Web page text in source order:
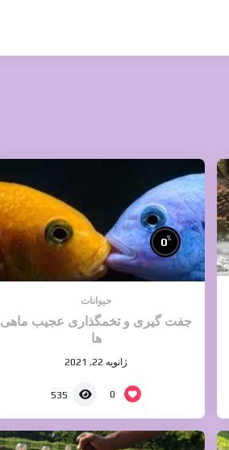
0%
حیوانات
جفت گیری و تخمگذاری عجیب ماهی
ها
ژانویه 22, 2021
0
535